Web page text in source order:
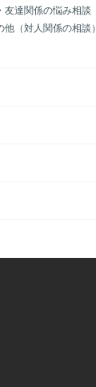
友達関係の悩み相談
他（対人関係の相談）